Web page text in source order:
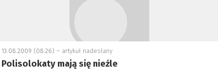
13.08.2009 (08:26) – artykuł nadesłany
Polisolokaty mają się nieźle